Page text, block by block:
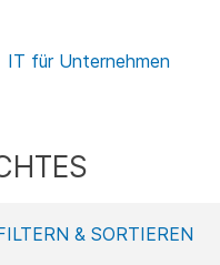
IT für Unternehmen
& SORTIEREN